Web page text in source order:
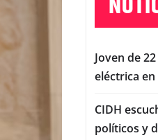
Joven de
eléctrica
CIDH
políticos y